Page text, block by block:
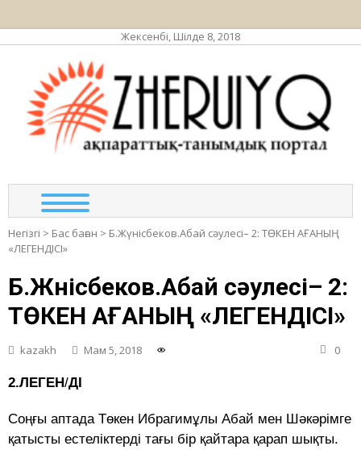
Жексенбі, Шілде 8, 2018
Негізгі > Бас баған > Б.Жүнісбеков.Абай сәулесі– 2: ТӨКЕН АҒАНЫҢ
«ЛЕГЕНДІСІ»
Б.Жүнісбеков.Абай сәулесі– 2:
ТӨКЕН АҒАНЫҢ «ЛЕГЕНДІСІ»
kazakh Мам 5, 2018 0
2.ЛЕГЕН/ДІ
Соңғы аптада Төкен Ибрагимұлы Абай мен Шәкәрімге
қатысты естеліктерді тағы бір қайтара қарап шықты.